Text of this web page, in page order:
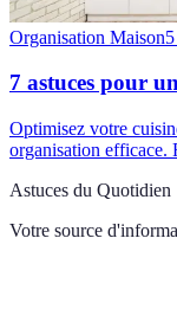
Organisation Maison5
7 astuces pour
Optimisez votre
organisation efficace.
Astuces du Quotidien
Votre source